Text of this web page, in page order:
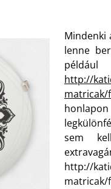
Mindenki
lenne
http://
matricak/
sem
http://